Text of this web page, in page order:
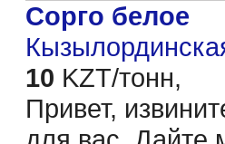
Сорго белое
10 KZT/тонн,
Привет,